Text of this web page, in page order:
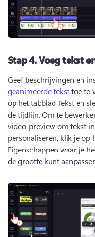
Stap 4.Voeg tekst
Geef beschrijvingen en
geanimeerde tekst toe te
op het tabblad Tekst en
de tijdlijn. Om te
video-preview om tekst
personaliseren, klik je op
Eigenschappen waar je
de grootte kunt